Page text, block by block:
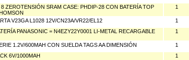
ZEROTENSIÓN SRAM CASE: PHDIP-28 CON BATERÍA TOP
1
V23GA L1028 12V/CN23A/VR22/EL12 1
PANASONIC = N4EZY22Y0001 LI-METAL RECARGABLE
1
1.2V/600MAH CON SUELDA TAGS AA DIMENSIÓN 1
6V/1000MAH 1